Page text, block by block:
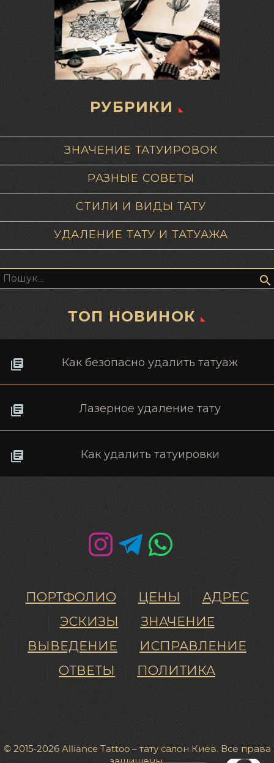
РУБРИКИ
ЗНАЧЕНИЕ ТАТУИРОВОК
РАЗНЫЕ СОВЕТЫ
СТИЛИ И ВИДЫ ТАТУ
УДАЛЕНИЕ ТАТУ И ТАТУАЖА
ТОП НОВИНОК
Как безопасно удалить татуаж
Лазерное удаление тату
Как удалить татуировки
ПОРТФОЛИО ЦЕНЫ
АДРЕС
ЭСКИЗЫ
ЗНАЧЕНИE
ВЫВЕДЕНИЕ
ИСПРАВЛЕНИЕ
ОТВЕТЫ
ПОЛИТИКА
© 2015-2026 Alliance Tattoo – тату салон Киев. Все права